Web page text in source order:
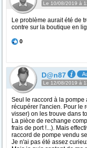
Le 10/08/2019 à
Le problème aurait été de
contre sur la boutique en
0
D@n87
Le 12/08/2019 à
Seul le raccord à la pompe
récupérer l'ancien. Pour le
visser) on les trouve dans
La pièce de rechange
frais de port !...). Mais
raccord de pompe vendu
Je n'ai pas été assez